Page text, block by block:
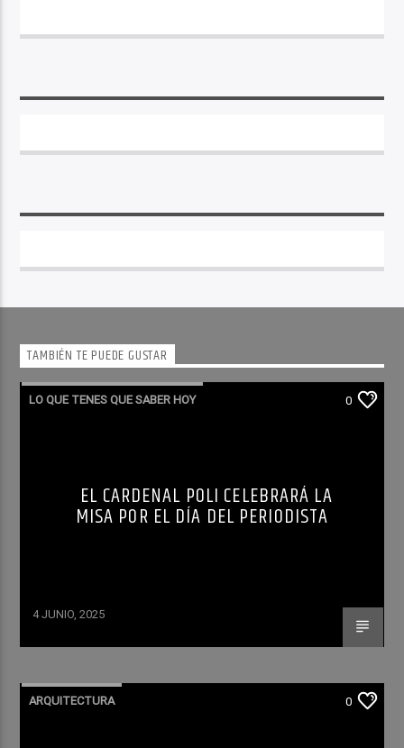
TAMBIÉN TE PUEDE GUSTAR
LO QUE TENES QUE SABER HOY 0
EL CARDENAL POLI CELEBRARÁ LA
MISA POR EL DÍA DEL PERIODISTA
4 JUNIO, 2025
ARQUITECTURA 0